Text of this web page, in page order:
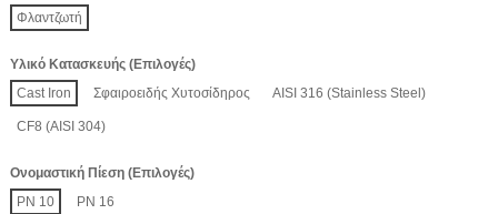
Φλαντζωτή
Υλικό Κατασκευής (Επιλογές)
Cast Iron
Σφαιροειδής Χυτοσίδηρος AISI 316 (Stainless Steel)
CF8 (AISI 304)
Ονομαστική Πίεση (Επιλογές)
PN 10
PN 16